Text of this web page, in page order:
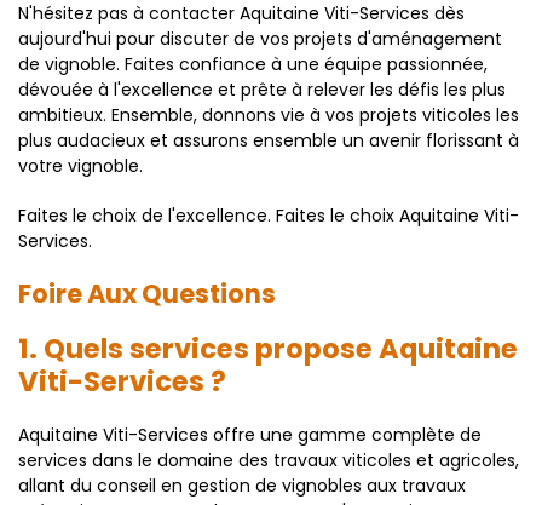
N'hésitez pas à contacter Aquitaine Viti-Services dès
aujourd'hui pour discuter de vos projets d'aménagement
de vignoble. Faites confiance à une équipe passionnée,
dévouée à l'excellence et prête à relever les défis les plus
ambitieux. Ensemble, donnons vie à vos projets viticoles les
plus audacieux et assurons ensemble un avenir florissant à
votre vignoble.
Faites le choix de l'excellence. Faites le choix Aquitaine Viti-
Services.
Foire Aux Questions
1. Quels services propose Aquitaine
Viti-Services ?
Aquitaine Viti-Services offre une gamme complète de
services dans le domaine des travaux viticoles et agricoles,
allant du conseil en gestion de vignobles aux travaux